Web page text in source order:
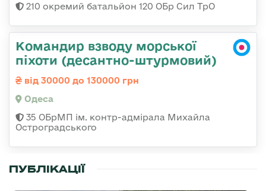
210 окремий батальйон 120 ОБр Сил ТрО
Командир взводу морської
піхоти (десантно-штурмовий)
від 30000 до 130000 грн
Одеса
35 ОБрМП ім. контр-адмірала Михайла
Остроградського
ПУБЛІКАЦІЇ